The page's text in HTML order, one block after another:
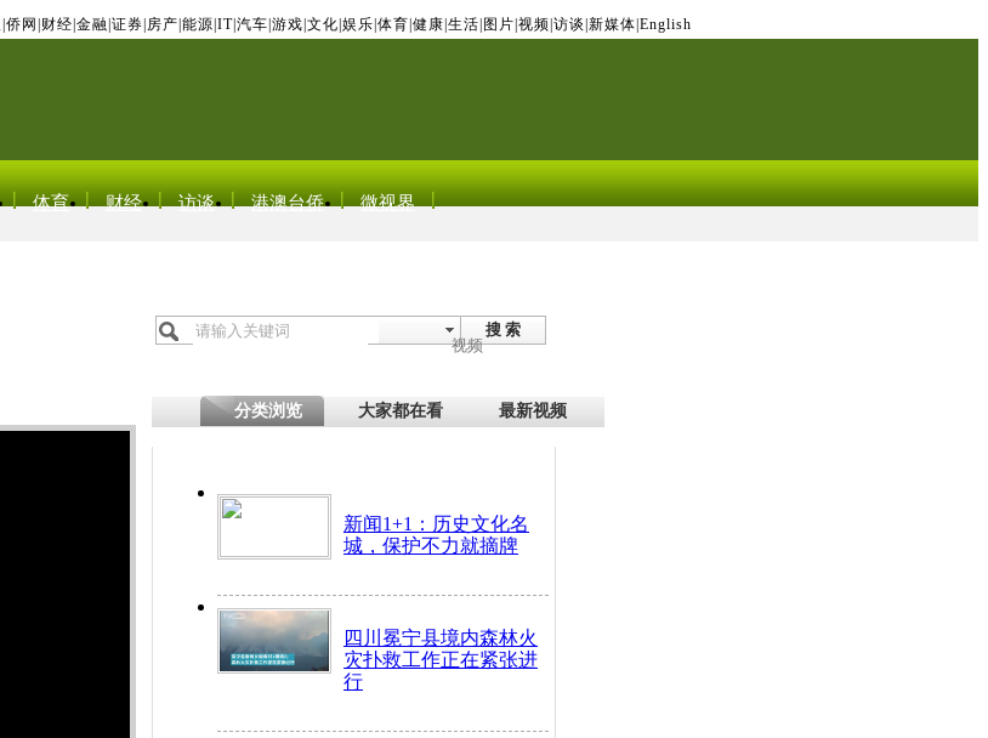
侨网 财经 金融 证券 房产 能源 IT| 汽车 游戏 文化 娱乐 体育 健康 生活 图片 视频 访谈 新媒体 English
体育 财经 访谈 港澳台侨 微视界
搜 索
视频
分类浏览 大家都在看 最新视频
新闻1+1：历史文化名
城，保护不力就摘牌
四川冕宁县境内森林火
灾扑救工作正在紧张进
行